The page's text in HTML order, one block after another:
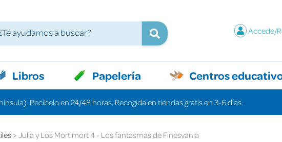
Accede/
Libros Papelería Centros
Recíbelo en 24/48 horas. Recogida en tiendas gratis en 3-6 días.
Julia y Los Mortimort 4 - Los fantasmas de Finesvania